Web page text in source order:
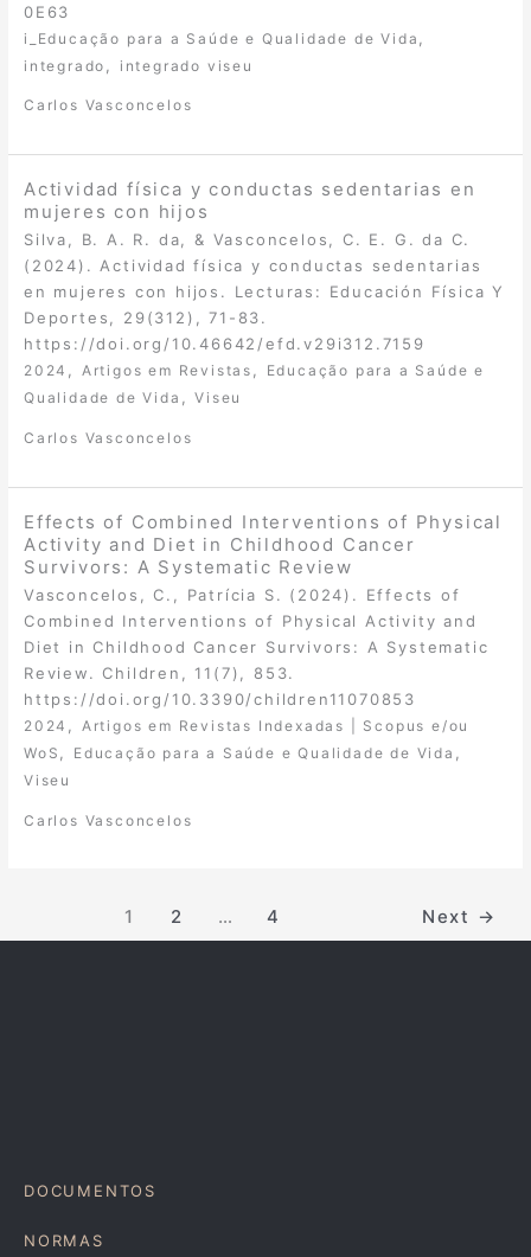
0E63
i_Educação para a Saúde e Qualidade de Vida
integrado integrado viseu
Carlos Vasconcelos
Actividad física y conductas sedentarias en
mujeres con hijos
Silva, B. A. R. da, & Vasconcelos, C. E. G. da C.
(2024). Actividad física y conductas sedentarias
en mujeres con hijos. Lecturas: Educación Física Y
Deportes, 29(312), 71-83.
https://doi.org/10.46642/efd.v29i312.7159
2024 , Artigos em Revistas ,
Educação para a Saúde e
Qualidade de Vida ,Viseu
Carlos Vasconcelos
Effects of Combined Interventions of Physical
Activity and Diet in Childhood Cancer
Survivors: A Systematic Review
Vasconcelos, C., Patrícia S. (2024). Effects of
Combined Interventions of Physical Activity and
Diet in Childhood Cancer Survivors: A Systematic
Review. Children, 11(7), 853.
https://doi.org/10.3390/children11070853
2024
Artigos em Revistas Indexadas | Scopus e/ou
WoS
Educação para a Saúde e Qualidade de Vida
Viseu
Carlos Vasconcelos
1 2 … 4 Next →
DOCUMENTOS
NORMAS